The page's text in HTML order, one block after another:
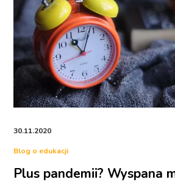
30.11.2020
Blog o edukacji
Plus pandemii? Wyspana